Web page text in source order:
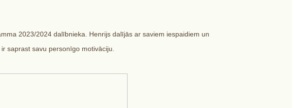
2023/2024 dalībnieka. Henrijs dalījās ar saviem iespaidiem un
saprast savu personīgo motivāciju.